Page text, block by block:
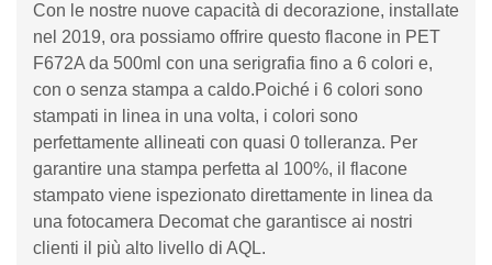
Con le nostre nuove capacità di decorazione, installate
nel 2019, ora possiamo offrire questo flacone in PET
F672A da 500ml con una serigrafia fino a 6 colori e,
con o senza stampa a caldo.Poiché i 6 colori sono
stampati in linea in una volta, i colori sono
perfettamente allineati con quasi 0 tolleranza. Per
garantire una stampa perfetta al 100%, il flacone
stampato viene ispezionato direttamente in linea da
una fotocamera Decomat che garantisce ai nostri
clienti il ​​più alto livello di AQL.